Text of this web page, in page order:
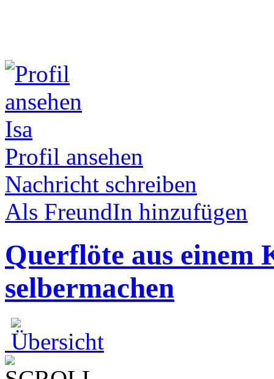
Isa
Profil ansehen
Nachricht schreiben
Als FreundIn hinzufügen
Querflöte aus einem
selbermachen